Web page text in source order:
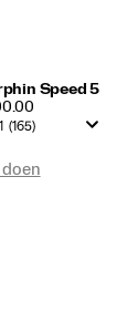
Speed 5
(165)
doen